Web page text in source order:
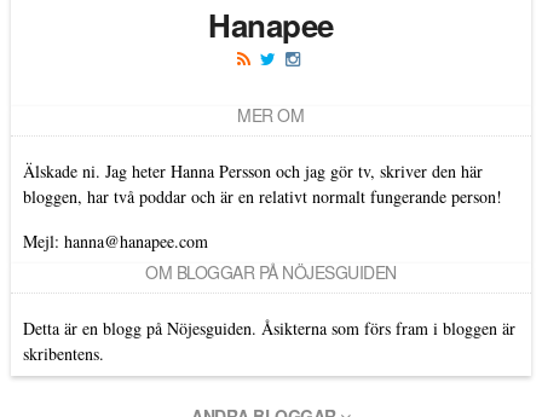
Hanapee
MER OM
Älskade ni. Jag heter Hanna Persson och jag gör tv, skriver den här
bloggen, har två poddar och är en relativt normalt fungerande person!
Mejl: hanna@hanapee.com
OM BLOGGAR PÅ NÖJESGUIDEN
Detta är en blogg på Nöjesguiden. Åsikterna som förs fram i bloggen är
skribentens.